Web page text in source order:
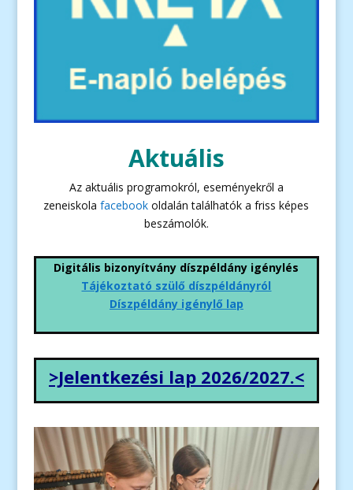
Aktuális
Az aktuális programokról, eseményekről a
zeneiskolafacebook oldalán találhatók a friss képes
beszámolók.
Digitális bizonyítvány díszpéldány igénylés
Tájékoztató szülő díszpéldányról
Díszpéldány igénylő lap
>Jelentkezési lap 2026/2027.<